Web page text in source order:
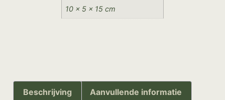
10 × 5 × 15 cm
Beschrijving Aanvullende informatie